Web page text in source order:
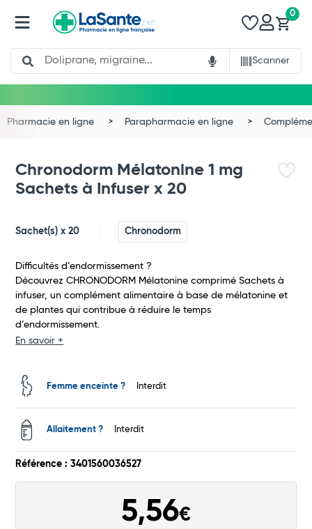
Search
Scanner
0
Total
Pharmacie en ligne Parapharmacie en ligne
Chronodorm Mélatonine 1 mg
Sachets à Infuser x 20
Sachet(s) x 20 Chronodorm
Difficultés d’endormissement ?
Découvrez CHRONODORM Mélatonine comprimé Sachets à
infuser, un complément alimentaire à base de mélatonine et
de plantes qui contribue à réduire le temps
d’endormissement.
En savoir +
Femme enceinte ? Interdit
Allaitement ? Interdit
Référence : 3401560036527
5,56€